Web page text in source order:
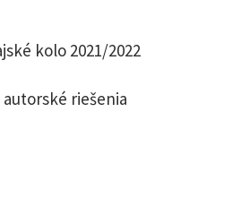
kolo 2021/2022
riešenia